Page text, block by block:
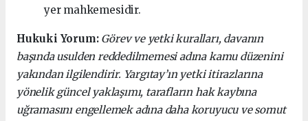
yer mahkemesidir.
Hukuki Yorum: Görev ve yetki kuralları, davanın
başında usulden reddedilmemesi adına kamu düzenini
yakından ilgilendirir. Yargıtay’ın yetki itirazlarına
yönelik güncel yaklaşımı, tarafların hak kaybına
uğramasını engellemek adına daha koruyucu ve somut